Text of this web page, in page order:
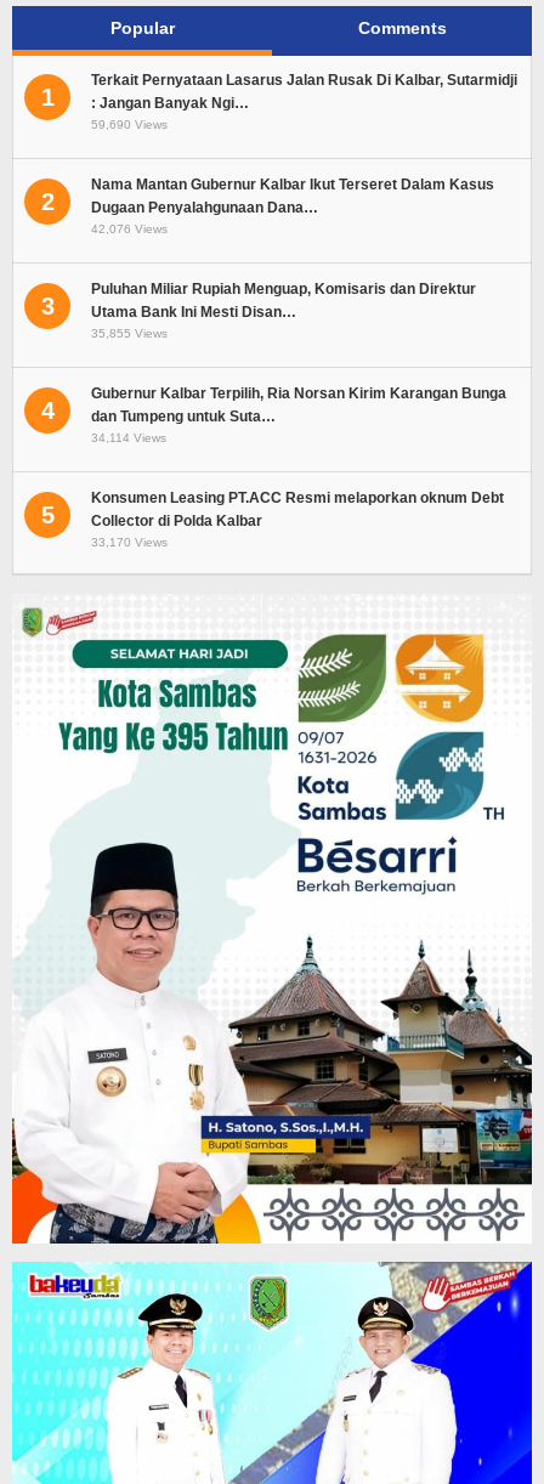
Popular Comments
1
Terkait Pernyataan Lasarus Jalan Rusak Di Kalbar, Sutarmidji
: Jangan Banyak Ngi…
59,690 Views
2
Nama Mantan Gubernur Kalbar Ikut Terseret Dalam Kasus
Dugaan Penyalahgunaan Dana…
42,076 Views
3
Puluhan Miliar Rupiah Menguap, Komisaris dan Direktur
Utama Bank Ini Mesti Disan…
35,855 Views
4
Gubernur Kalbar Terpilih, Ria Norsan Kirim Karangan Bunga
dan Tumpeng untuk Suta…
34,114 Views
5
Konsumen Leasing PT.ACC Resmi melaporkan oknum Debt
Collector di Polda Kalbar
33,170 Views